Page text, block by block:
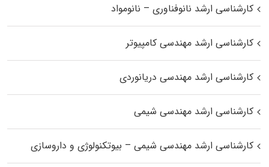
کارشناسی ارشد نانوفناوری – نانومواد
کارشناسی ارشد مهندسی کامپیوتر
کارشناسی ارشد مهندسی دریانوردی
کارشناسی ارشد مهندسی شیمی
کارشناسی ارشد مهندسی شیمی – بیوتکنولوژی و داروسازی